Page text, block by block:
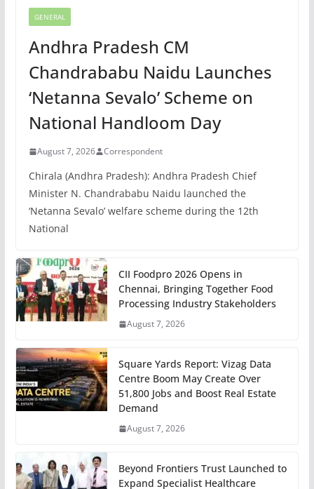
GENERAL
Andhra Pradesh CM
Chandrababu Naidu Launches
‘Netanna Sevalo’ Scheme on
National Handloom Day
August 7, 2026 Correspondent
Chirala (Andhra Pradesh): Andhra Pradesh Chief
Minister N. Chandrababu Naidu launched the
‘Netanna Sevalo’ welfare scheme during the 12th
National
CII Foodpro 2026 Opens in
Chennai, Bringing Together Food
Processing Industry Stakeholders
August 7, 2026
Square Yards Report: Vizag Data
Centre Boom May Create Over
51,800 Jobs and Boost Real Estate
Demand
August 7, 2026
Beyond Frontiers Trust Launched to
Expand Specialist Healthcare